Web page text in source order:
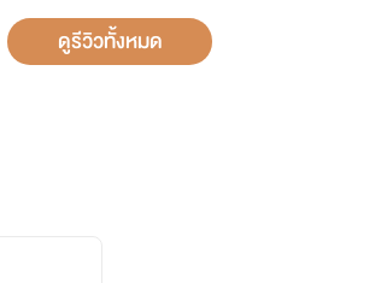
ดูรีวิวทั้งหมด